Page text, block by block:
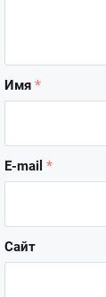
Имя *
E-mail *
Сайт